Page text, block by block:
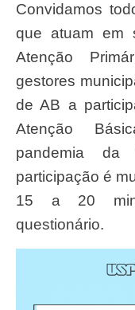
Convidamos todos os profissionais de saúde
que atuam em
Atenção
gestores
de AB a
Atenção
pandemia da
participação é
15 a 20
questionário.